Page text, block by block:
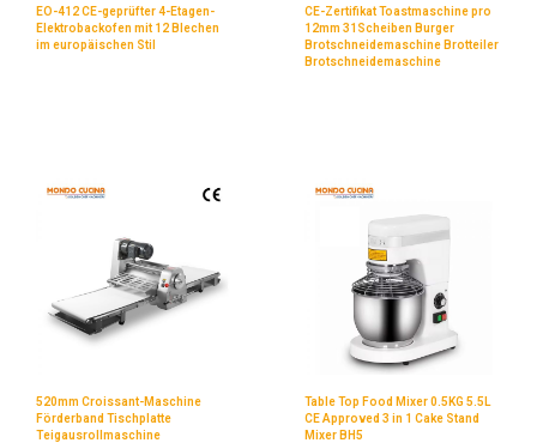
EO-412 CE-geprüfter 4-Etagen-
Elektrobackofen mit 12 Blechen
im europäischen Stil
CE-Zertifikat Toastmaschine pro
12mm 31Scheiben Burger
Brotschneidemaschine Brotteiler
Brotschneidemaschine
520mm Croissant-Maschine
Förderband Tischplatte
Teigausrollmaschine
Table Top Food Mixer 0.5KG 5.5L
CE Approved 3 in 1 Cake Stand
Mixer BH5